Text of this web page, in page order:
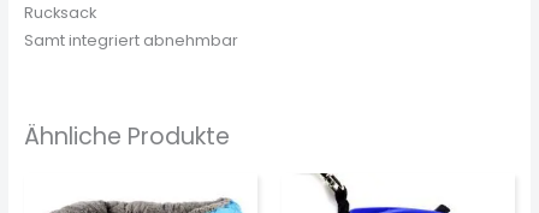
Rucksack
Samt integriert abnehmbar
Ähnliche Produkte